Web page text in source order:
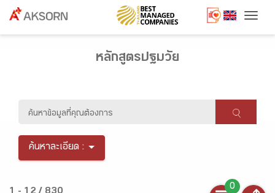
หลักสูตรปฐมวัย
ค้นหาละเอียด :
0